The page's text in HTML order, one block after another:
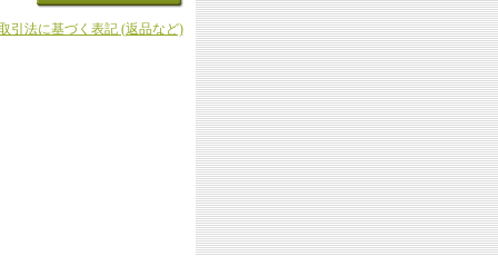
引法に基づく表記 (返品など)